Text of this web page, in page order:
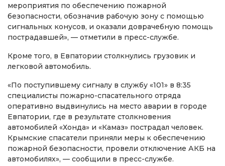
мероприятия по обеспечению пожарной
безопасности, обозначив рабочую зону с помощью
сигнальных конусов, и оказали доврачебную помощь
пострадавшей», — отметили в пресс-службе.
Кроме того, в Евпатории столкнулись грузовик и
легковой автомобиль.
«По поступившему сигналу в службу «101» в 8:35
специалисты пожарно-спасательного отряда
оперативно выдвинулись на место аварии в городе
Евпатории, где в результате столкновения
автомобилей «Хонда» и «Камаз» пострадал человек.
Крымские спасатели приняли меры к обеспечению
пожарной безопасности, провели отключение АКБ на
автомобилях», — сообщили в пресс-службе.